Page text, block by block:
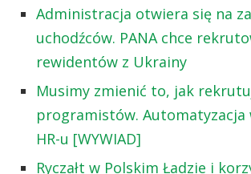
Administracja otwiera się na
uchodźców. PANA chce
rewidentów z Ukrainy
Musimy zmienić to, jak
programistów. Automatyzacja
HR-u [WYWIAD]
Ryczałt w Polskim Ładzie i